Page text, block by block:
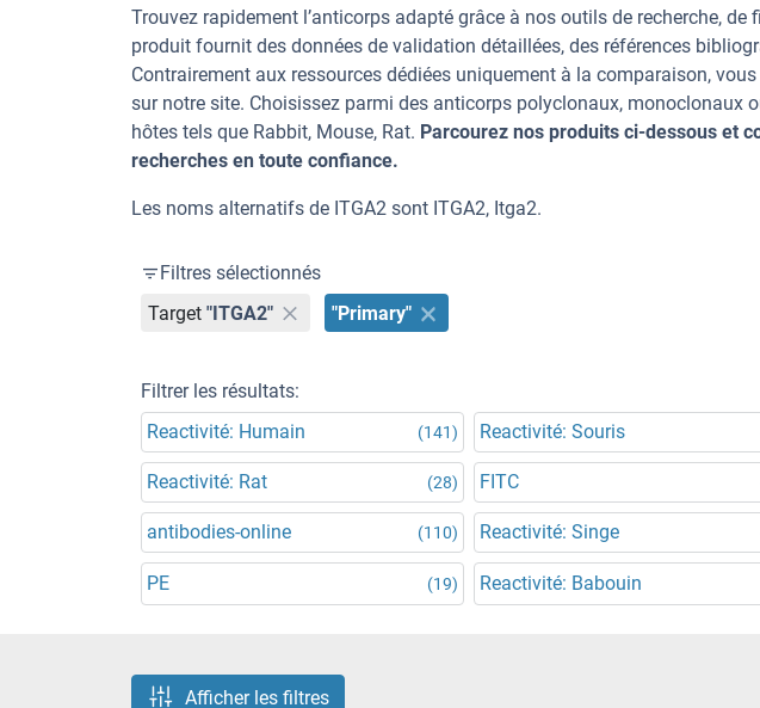
Trouvez rapidement l’anticorps adapté grâce à nos outils de recherche,
produit fournit des données de validation détaillées, des références
Contrairement aux ressources dédiées uniquement à la comparaison,
sur notre site. Choisissez parmi des anticorps polyclonaux, monoclonaux
hôtes tels que Rabbit, Mouse, Rat. Parcourez nos produits ci-dessous et
recherches en toute confiance.
Les noms alternatifs de ITGA2 sont ITGA2, Itga2.
Filtres sélectionnés
Target "ITGA2" "Primary"
Filtrer les résultats:
Reactivité: Humain
(141) Reactivité: Souris
Reactivité: Rat (28) FITC
antibodies-online (110) Reactivité: Singe
PE (19) Reactivité: Babouin
Afficher les filtres